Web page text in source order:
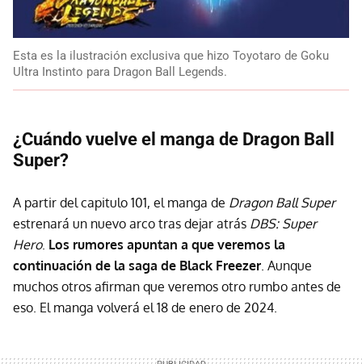
Esta es la ilustración exclusiva que hizo Toyotaro de Goku
Ultra Instinto para Dragon Ball Legends.
¿Cuándo vuelve el manga de Dragon Ball
Super?
A partir del capitulo 101, el manga de Dragon Ball Super
estrenará un nuevo arco tras dejar atrás DBS: Super
Hero. Los rumores apuntan a que veremos la
continuación de la saga de Black Freezer. Aunque
muchos otros afirman que veremos otro rumbo antes de
eso. El manga volverá el 18 de enero de 2024.